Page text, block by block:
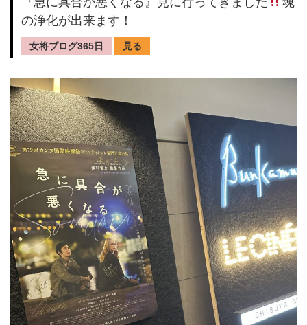
の浄化が出来ます！
女将ブログ365日 見る